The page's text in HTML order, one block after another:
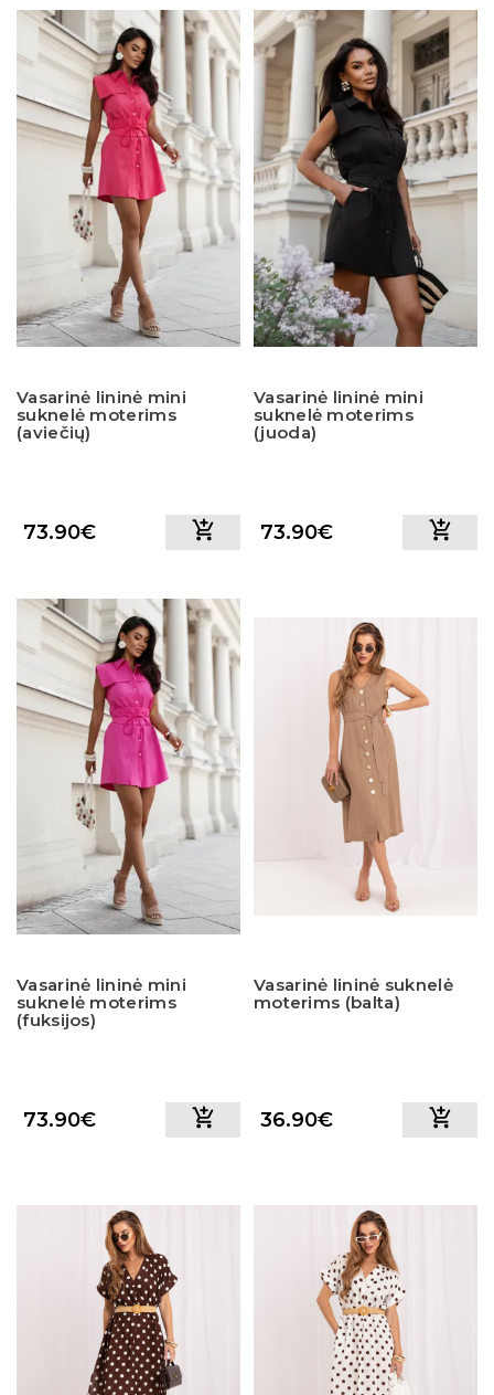
Vasarinė lininė mini
suknelė moterims
(aviečių)
73.90€
Vasarinė lininė mini
suknelė moterims
(juoda)
73.90€
Vasarinė lininė mini
suknelė moterims
(fuksijos)
73.90€
Vasarinė lininė suknelė
moterims (balta)
36.90€